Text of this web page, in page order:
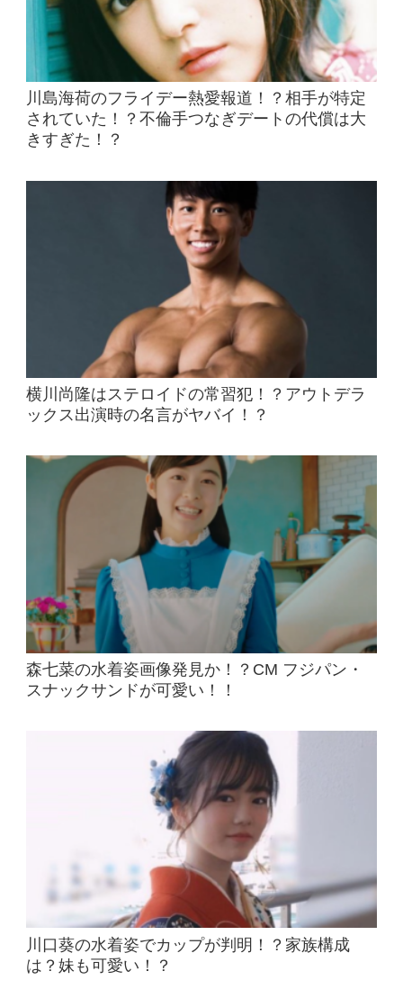
川島海荷のフライデー熱愛報道！？相手が特定
されていた！？不倫手つなぎデートの代償は大
きすぎた！？
横川尚隆はステロイドの常習犯！？アウトデラ
ックス出演時の名言がヤバイ！？
森七菜の水着姿画像発見か！？CM フジパン・
スナックサンドが可愛い！！
川口葵の水着姿でカップが判明！？家族構成
は？妹も可愛い！？